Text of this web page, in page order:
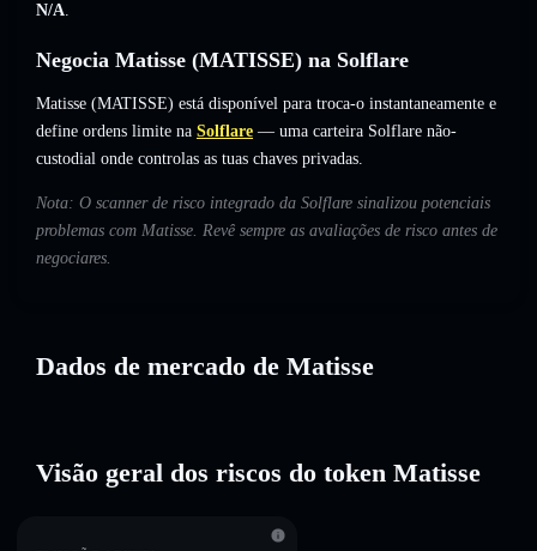
N/A.
Negocia Matisse (MATISSE) na Solflare
Matisse (MATISSE) está disponível para troca-o instantaneamente e
define ordens limite na Solflare — uma carteira Solflare não-
custodial onde controlas as tuas chaves privadas.
Nota: O scanner de risco integrado da Solflare sinalizou potenciais
problemas com Matisse. Revê sempre as avaliações de risco antes de
negociares.
Dados de mercado de Matisse
Visão geral dos riscos do token Matisse